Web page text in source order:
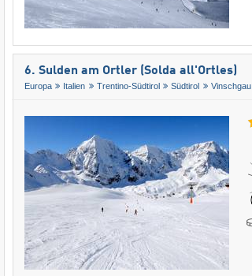
6. Sulden am Ortler (Solda all'Ortles)
Europa Italien Trentino-Südtirol Südtirol Vinschgau